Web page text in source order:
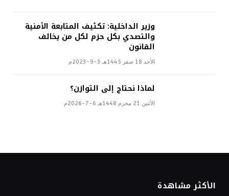
وزير الداخلية: تكثيف المتابعة الأمنية
والتصدي بكل حزم لكل من يخالف
القانون
الأحد 18 صفر 1445هـ 3-9-2023م
لماذا نحتاج إلى التوازن؟
الأثنين 21 محرم 1448هـ 6-7-2026م
الأكثر مشاهدة